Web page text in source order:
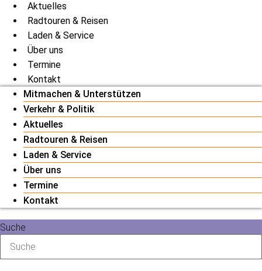
Aktuelles
Radtouren & Reisen
Laden & Service
Über uns
Termine
Kontakt
Mitmachen & Unterstützen
Verkehr & Politik
Aktuelles
Radtouren & Reisen
Laden & Service
Über uns
Termine
Kontakt
Suche